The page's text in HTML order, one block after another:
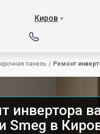
Киров ▼
панель / Ремонт
инвертора
Smeg в